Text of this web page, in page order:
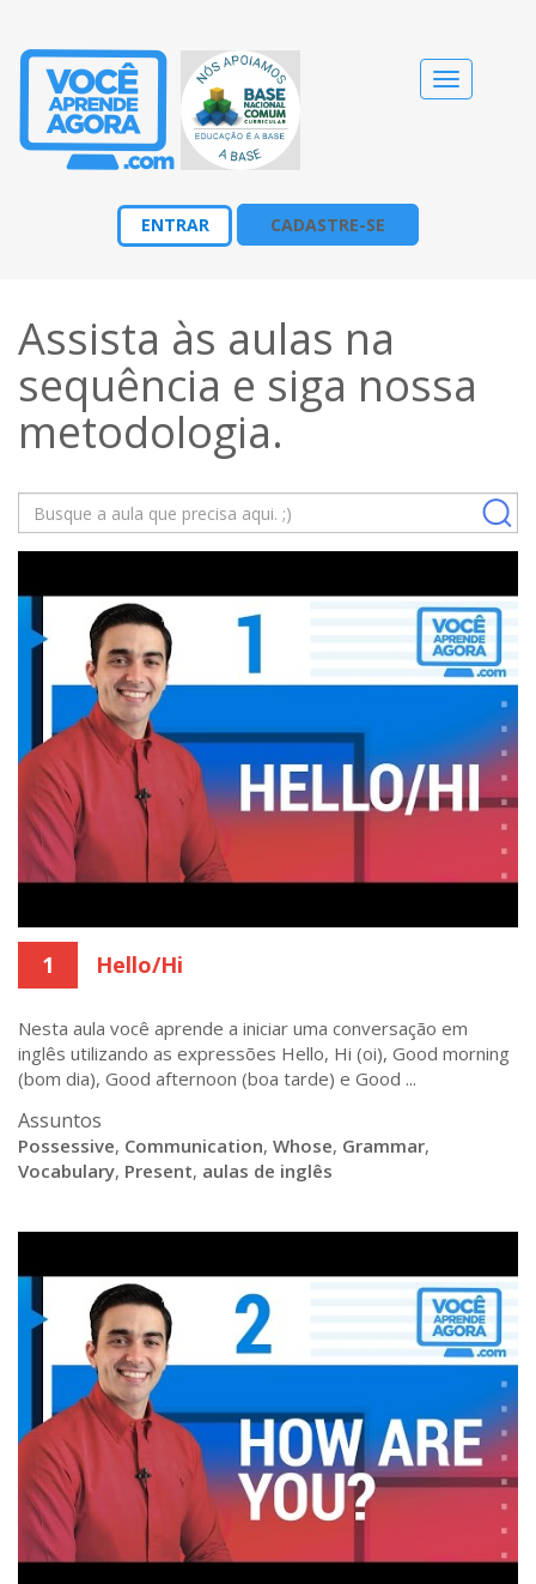
Alternar
navegação
ENTRAR CADASTRE-SE
Assista às aulas na
sequência e siga nossa
metodologia.
1 Hello/Hi
Nesta aula você aprende a iniciar uma conversação em
inglês utilizando as expressões Hello, Hi (oi), Good morning
(bom dia), Good afternoon (boa tarde) e Good ...
Assuntos
Possessive, Communication, Whose, Grammar,
Vocabulary, Present, aulas de inglês